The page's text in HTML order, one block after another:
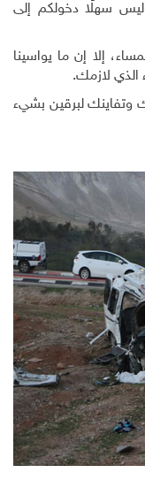
سهلًا دخولكم إلى
إلا إن ما يواسينا
الذي لازمك.
وتفاينك لبرقين بشيء